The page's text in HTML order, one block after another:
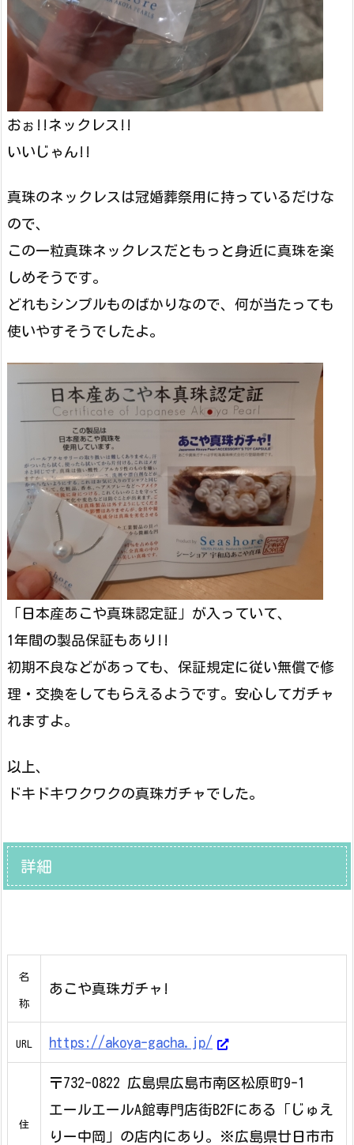
おぉ!!ネックレス!!
いいじゃん!!
真珠のネックレスは冠婚葬祭用に持っているだけな
ので、
この一粒真珠ネックレスだともっと身近に真珠を楽
しめそうです。
どれもシンプルものばかりなので、何が当たっても
使いやすそうでしたよ。
「日本産あこや真珠認定証」が入っていて、
1年間の製品保証もあり!!
初期不良などがあっても、保証規定に従い無償で修
理・交換をしてもらえるようです。安心してガチャ
れますよ。
以上、
ドキドキワクワクの真珠ガチャでした。
詳細
名
称
あこや真珠ガチャ!
URL https://akoya-gacha.jp/
住
〒732-0822 広島県広島市南区松原町9-1
エールエールA館専門店街B2Fにある「じゅえ
りー中岡」の店内にあり。※広島県廿日市市